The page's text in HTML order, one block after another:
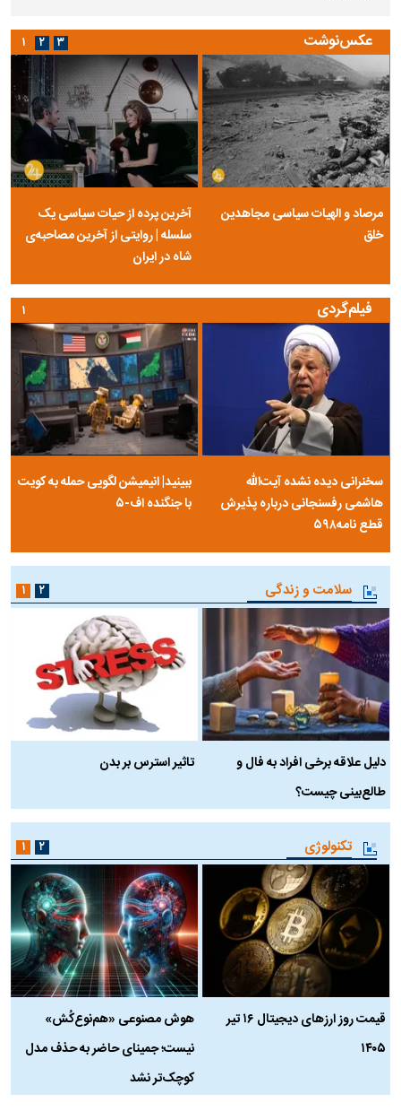
عکس‌نوشت
مرصاد و الهیات سیاسی مجاهدین
خلق
آخرین پرده از حیات سیاسی یک
سلسله | روایتی از آخرین مصاحبه‌ی
شاه در ایران
۱ ۲ ۳
فیلم‌گردی
سخنرانی دیده نشده آیت‌الله
هاشمی رفسنجانی درباره پذیرش
قطع نامه۵۹۸
ببینید| انیمیشن لگویی حمله به کویت
با جنگنده اف-۵
۱
سلامت و زندگی
دلیل علاقه برخی افراد به فال و
طالع‌بینی چیست؟
تاثیر استرس بر بدن
۱ ۲
تکنولوژی
قیمت روز ارز‌های دیجیتال ۱۶ تیر
۱۴۰۵
هوش مصنوعی «هم‌نوع‌کُش»
نیست؛ جمینای حاضر به حذف مدل
کوچک‌تر نشد
۱ ۲